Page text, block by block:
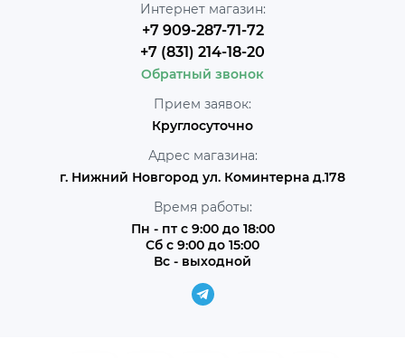
Интернет магазин:
+7 909-287-71-72
+7 (831) 214-18-20
Обратный звонок
Прием заявок:
Круглосуточно
Адрес магазина:
г. Нижний Новгород ул. Коминтерна д.178
Время работы:
Пн - пт с 9:00 до 18:00
Сб с 9:00 до 15:00
Вс - выходной